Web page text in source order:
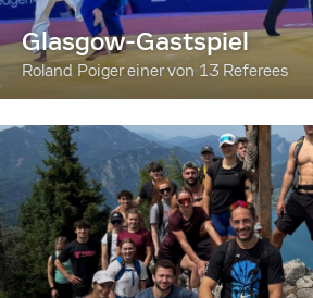
Glasgow-Gastspiel
Roland Poiger einer von 13 Referees